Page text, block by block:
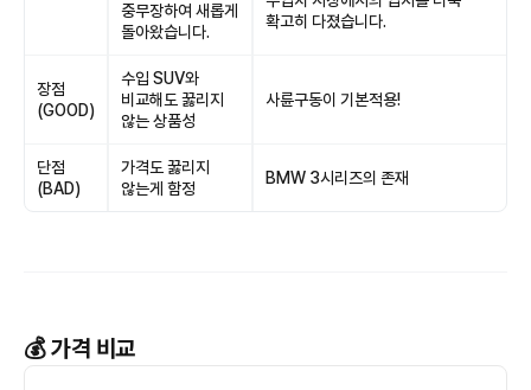
중무장하여 새롭게
돌아왔습니다.
확고히 다졌습니다.
장점
(GOOD)
수입 SUV와
비교해도 꿇리지
않는 상품성
사륜구동이 기본적용!
단점
(BAD)
가격도 꿇리지
않는게 함정
BMW 3시리즈의 존재
💰 가격 비교